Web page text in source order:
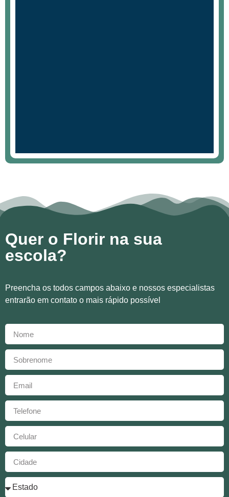
Quer o Florir na sua
escola?
Preencha os todos campos abaixo e nossos especialistas
entrarão em contato o mais rápido possível